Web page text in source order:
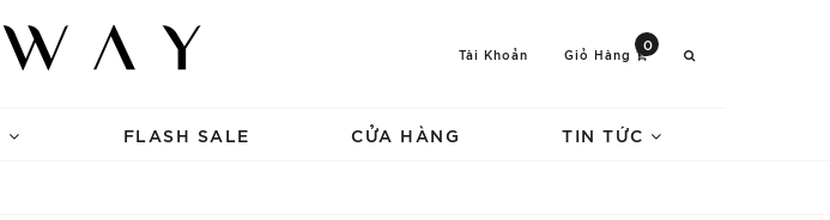
Tài Khoản Giỏ Hàng
0
FLASH SALE CỬA HÀNG TIN TỨC